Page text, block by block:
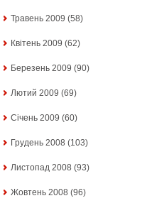
Травень 2009 (58)
Квітень 2009 (62)
Березень 2009 (90)
Лютий 2009 (69)
Січень 2009 (60)
Грудень 2008 (103)
Листопад 2008 (93)
Жовтень 2008 (96)